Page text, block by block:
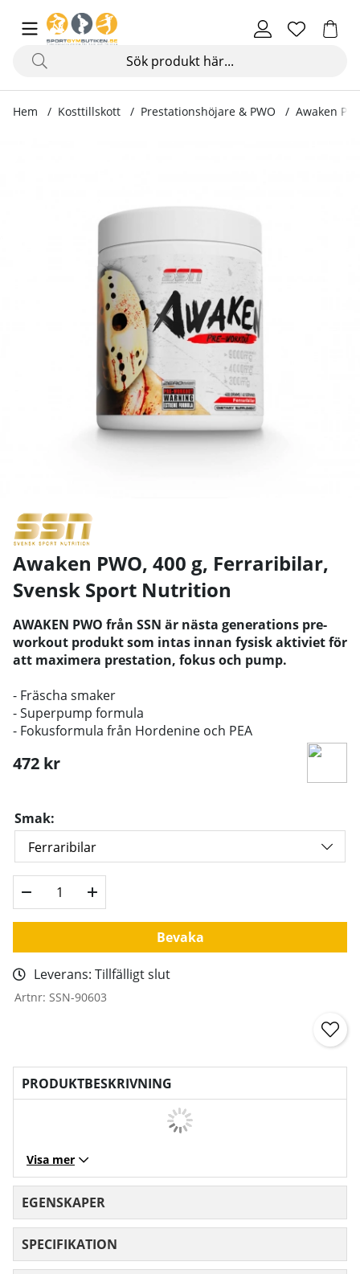
Hem Kosttillskott Prestationshöjare & PWO Awaken
Awaken PWO, 400 g, Ferraribilar,
Svensk Sport Nutrition
AWAKEN PWO från SSN är nästa generations pre-
workout produkt som intas innan fysisk aktiviet för
att maximera prestation, fokus och pump.
- Fräscha smaker
- Superpump formula
- Fokusformula från Hordenine och PEA
472 kr
Smak:
Bevaka
Leverans: Tillfälligt slut
Artnr: SSN-90603
PRODUKTBESKRIVNING
Visa mer
EGENSKAPER
SPECIFIKATION